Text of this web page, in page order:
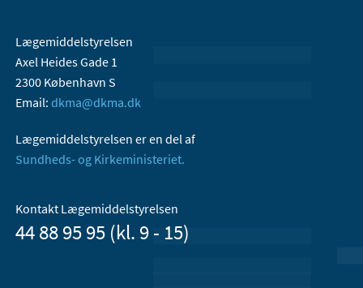
Lægemiddelstyrelsen
Axel Heides Gade 1
2300 København S
Email: dkma@dkma.dk
Lægemiddelstyrelsen er en del af
Sundheds- og Kirkeministeriet.
Kontakt Lægemiddelstyrelsen
44 88 95 95 (kl. 9 - 15)